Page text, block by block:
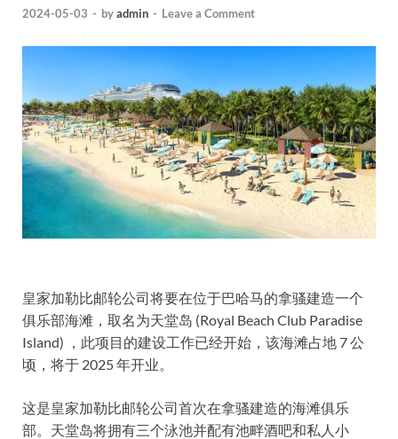
2024-05-03 - byadmin - Leave a Comment
皇家加勒比邮轮公司将要在位于巴哈马的拿骚建造一个
俱乐部海滩，取名为天堂岛 (Royal Beach Club Paradise
Island) ，此项目的建设工作已经开始，该海滩占地 7 公
顷，将于 2025 年开业。
这是皇家加勒比邮轮公司首次在拿骚建造的海滩俱乐
部。天堂岛将拥有三个泳池并配有池畔酒吧和私人小